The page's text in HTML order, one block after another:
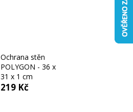
Ochrana stěn
POLYGON - 36 x
31 x 1 cm
219 Kč